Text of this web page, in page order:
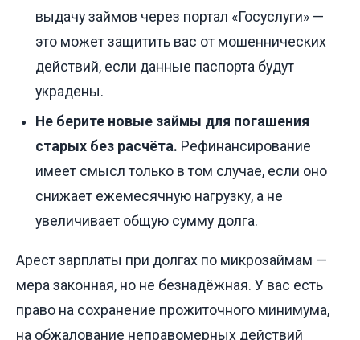
выдачу займов через портал «Госуслуги» —
это может защитить вас от мошеннических
действий, если данные паспорта будут
украдены.
Не берите новые займы для погашения
старых без расчёта. Рефинансирование
имеет смысл только в том случае, если оно
снижает ежемесячную нагрузку, а не
увеличивает общую сумму долга.
Арест зарплаты при долгах по микрозаймам —
мера законная, но не безнадёжная. У вас есть
право на сохранение прожиточного минимума,
на обжалование неправомерных действий